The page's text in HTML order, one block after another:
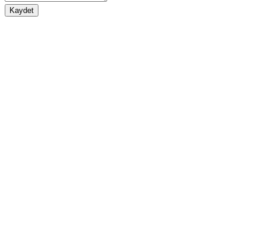
Kaydet